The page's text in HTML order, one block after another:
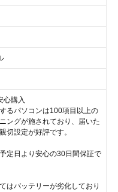
心購入
るパソコンは100項目以上の
ングが施されており、届いた
切設定が好評です。
定日より安心の30日間保証で
はバッテリーが劣化しており